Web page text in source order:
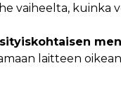
vaiheelta, kuinka
laitteen